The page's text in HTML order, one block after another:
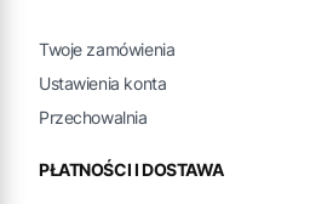
Twoje zamówienia
Ustawienia konta
Przechowalnia
PŁATNOŚCI I DOSTAWA